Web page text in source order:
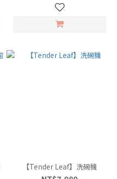
【Tender Leaf】洗碗機